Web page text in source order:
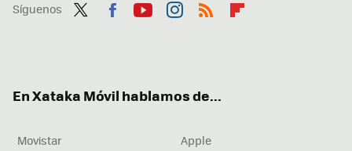
Síguenos
En Xataka Móvil hablamos de...
Movistar
Apple